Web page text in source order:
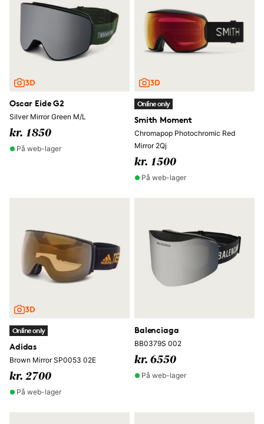
Oscar Eide G2
Silver Mirror Green M/L
kr. 1850
På web-lager
Online only
Smith Moment
Chromapop Photochromic Red
Mirror 2Qj
kr. 1500
På web-lager
Online only
Adidas
Brown Mirror SP0053 02E
kr. 2700
På web-lager
Balenciaga
BB0379S 002
kr. 6550
På web-lager